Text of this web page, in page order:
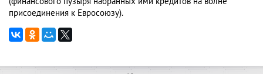
присоединения к Евросоюзу).